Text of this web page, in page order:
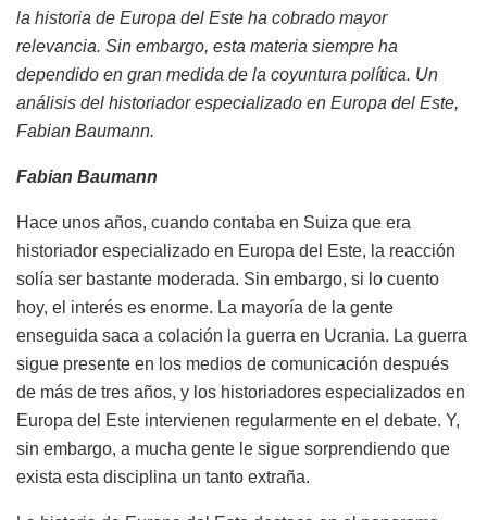
la historia de Europa del Este ha cobrado mayor
relevancia. Sin embargo, esta materia siempre ha
dependido en gran medida de la coyuntura política. Un
análisis del historiador especializado en Europa del Este,
Fabian Baumann.
Fabian Baumann
Hace unos años, cuando contaba en Suiza que era
historiador especializado en Europa del Este, la reacción
solía ser bastante moderada. Sin embargo, si lo cuento
hoy, el interés es enorme. La mayoría de la gente
enseguida saca a colación la guerra en Ucrania. La guerra
sigue presente en los medios de comunicación después
de más de tres años, y los historiadores especializados en
Europa del Este intervienen regularmente en el debate. Y,
sin embargo, a mucha gente le sigue sorprendiendo que
exista esta disciplina un tanto extraña.